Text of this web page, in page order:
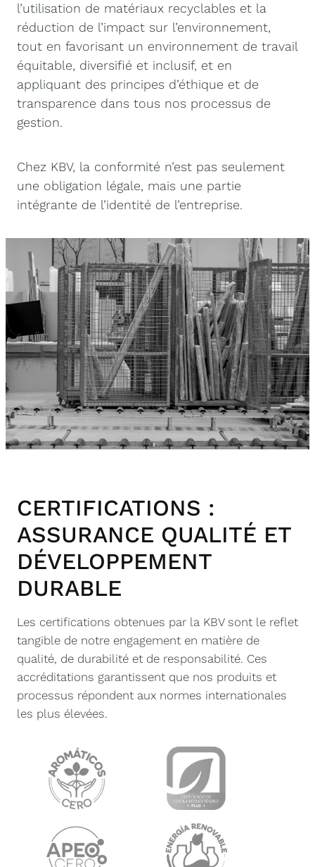
l’utilisation de matériaux recyclables et la
réduction de l’impact sur l’environnement,
tout en favorisant un environnement de travail
équitable, diversifié et inclusif, et en
appliquant des principes d’éthique et de
transparence dans tous nos processus de
gestion.
Chez KBV, la conformité n’est pas seulement
une obligation légale, mais une partie
intégrante de l’identité de l’entreprise.
CERTIFICATIONS :
ASSURANCE QUALITÉ ET
DÉVELOPPEMENT
DURABLE
Les certifications obtenues par la KBV sont le reflet
tangible de notre engagement en matière de
qualité, de durabilité et de responsabilité. Ces
accréditations garantissent que nos produits et
processus répondent aux normes internationales
les plus élevées.